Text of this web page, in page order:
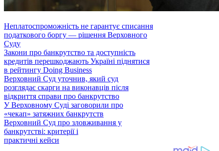
Неплатоспроможність не гарантує списання
податкового боргу — рішення Верховного
Суду
Закони про банкрутство та доступність
кредитів перешкоджають Україні піднятися
в рейтингу Doing Business
Верховний Суд уточнив, який суд
розглядає скарги на виконавців після
відкриття справи про банкрутство
У Верховному Суді заговорили про
«чекап» затяжних банкрутств
Верховний Суд про зловживання у
банкрутстві: критерії і
практичні кейси